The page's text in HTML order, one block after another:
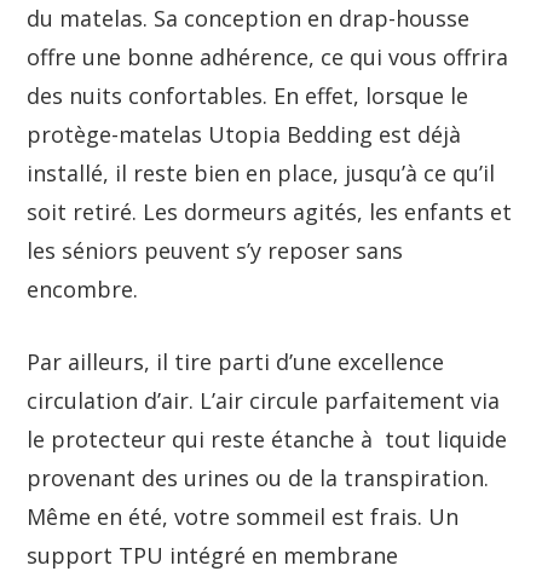
du matelas. Sa conception en drap-housse
offre une bonne adhérence, ce qui vous offrira
des nuits confortables. En effet, lorsque le
protège-matelas Utopia Bedding est déjà
installé, il reste bien en place, jusqu’à ce qu’il
soit retiré. Les dormeurs agités, les enfants et
les séniors peuvent s’y reposer sans
encombre.
Par ailleurs, il tire parti d’une excellence
circulation d’air. L’air circule parfaitement via
le protecteur qui reste étanche à tout liquide
provenant des urines ou de la transpiration.
Même en été, votre sommeil est frais. Un
support TPU intégré en membrane